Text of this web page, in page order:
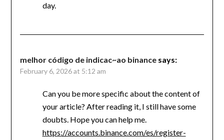
day.
melhor código de indicac~ao binance says:
February 6, 2026 at 5:12 am
Can you be more specific about the content of
your article? After reading it, I still have some
doubts. Hope you can help me.
https://accounts.binance.com/es/register-